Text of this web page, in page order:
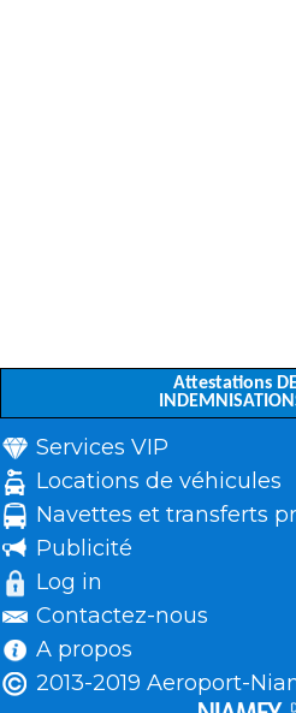
Attestations DE
Services VIP
Locations de véhicules
Navettes et transferts
Publicité
Log in
Contactez-nous
A propos
2013-2019 Aeroport-